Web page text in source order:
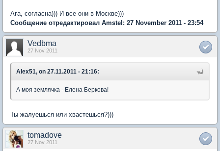
Ага, согласна))) И все они в Москве)))
Сообщение отредактировал Amstel: 27 November 2011 - 23:54
Vedbma
27 Nov 2011
Alex51, on 27.11.2011 - 21:16:
А моя землячка - Елена Беркова!
Ты жалуешься или хвастешься?)))
tomadove
27 Nov 2011